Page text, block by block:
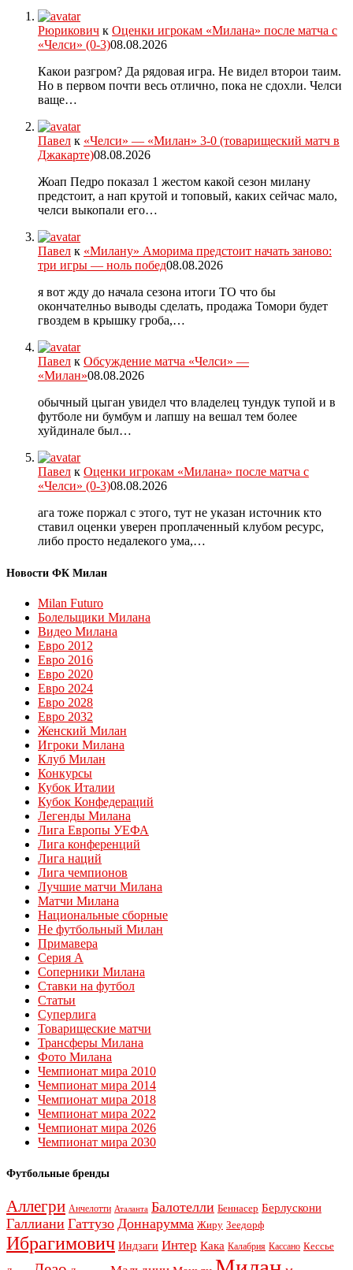
Рюрикович к Оценки игрокам «Милана» после матча с
«Челси» (0-3)08.08.2026
Какои разгром? Да рядовая игра. Не видел второи таим.
Но в первом почти весь отлично, пока не сдохли. Челси
ваще…
Павел к «Челси» — «Милан» 3-0 (товарищеский матч в
Джакарте)08.08.2026
Жоап Педро показал 1 жестом какой сезон милану
предстоит, а нап крутой и топовый, каких сейчас мало,
челси выкопали его…
Павел к «Милану» Аморима предстоит начать заново:
три игры — ноль побед08.08.2026
я вот жду до начала сезона итоги ТО что бы
окончателньо выводы сделать, продажа Томори будет
гвоздем в крышку гроба,…
Павел к Обсуждение матча «Челси» —
«Милан»08.08.2026
обычный цыган увидел что владелец тундук тупой и в
футболе ни бумбум и лапшу на вешал тем более
хуйдинале был…
Павел к Оценки игрокам «Милана» после матча с
«Челси» (0-3)08.08.2026
ага тоже поржал с этого, тут не указан источник кто
ставил оценки уверен проплаченный клубом ресурс,
либо просто недалекого ума,…
Новости ФК Милан
Milan Futuro
Болельщики Милана
Видео Милана
Евро 2012
Евро 2016
Евро 2020
Евро 2024
Евро 2028
Евро 2032
Женский Милан
Игроки Милана
Клуб Милан
Конкурсы
Кубок Италии
Кубок Конфедераций
Легенды Милана
Лига Европы УЕФА
Лига конференций
Лига наций
Лига чемпионов
Лучшие матчи Милана
Матчи Милана
Национальные сборные
Не футбольный Милан
Примавера
Серия А
Соперники Милана
Ставки на футбол
Статьи
Суперлига
Товарищеские матчи
Трансферы Милана
Фото Милана
Чемпионат мира 2010
Чемпионат мира 2014
Чемпионат мира 2018
Чемпионат мира 2022
Чемпионат мира 2026
Чемпионат мира 2030
Футбольные бренды
Аллегри Анчелотти Аталанта Балотелли Беннасер Берлускони
Галлиани Гаттузо Доннарумма Жиру Зеедорф
Ибрагимович Индзаги Интер Кака Калабрия Кассано Кессье